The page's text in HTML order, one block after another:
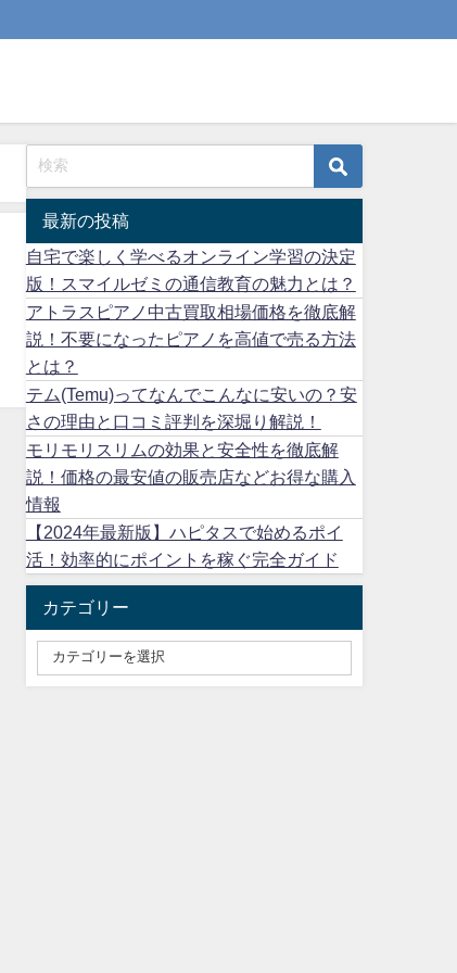
最新の投稿
自宅で楽しく学べるオンライン学習の決定
版！スマイルゼミの通信教育の魅力とは？
アトラスピアノ中古買取相場価格を徹底解
説！不要になったピアノを高値で売る方法
とは？
テム(Temu)ってなんでこんなに安いの？安
さの理由と口コミ評判を深堀り解説！
モリモリスリムの効果と安全性を徹底解
説！価格の最安値の販売店などお得な購入
情報
【2024年最新版】ハピタスで始めるポイ
活！効率的にポイントを稼ぐ完全ガイド
カテゴリー